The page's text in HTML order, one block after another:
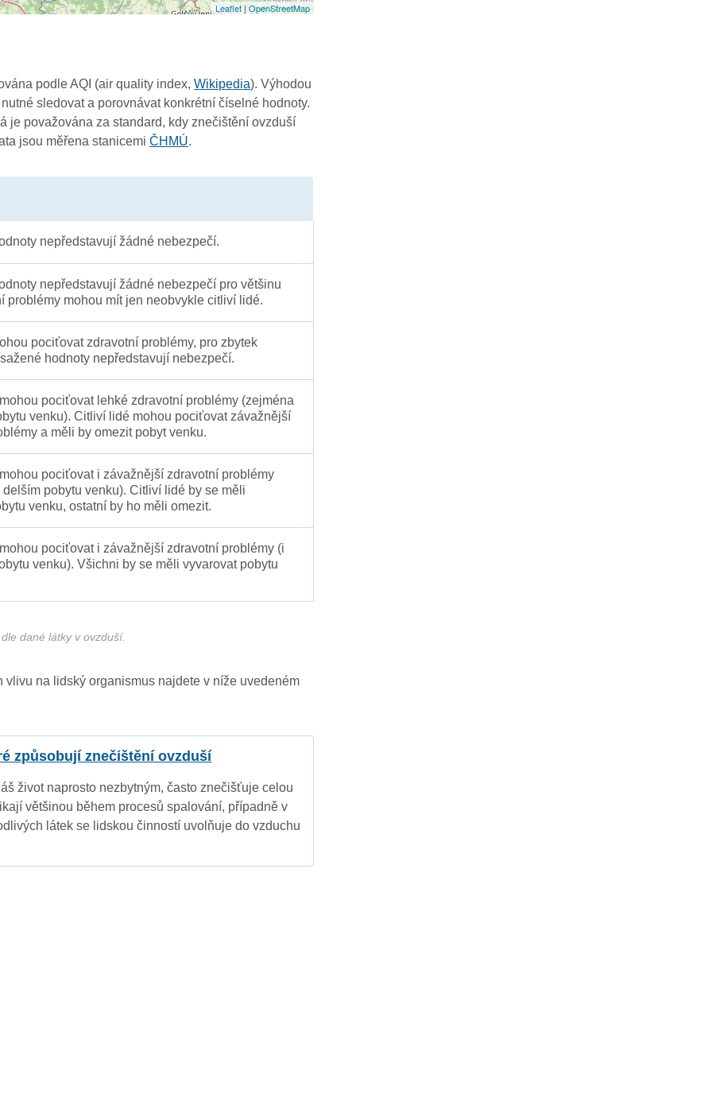
3
3
Leaflet| OpenStreetMap
podle AQI (air quality index,Wikipedia). Výhodou
sledovat a porovnávat konkrétní číselné hodnoty.
je považována za standard, kdy znečištění ovzduší
jsou měřena stanicemiČHMÚ.
nepředstavují žádné nebezpečí.
nepředstavují žádné nebezpečí pro většinu
problémy mohou mít jen neobvykle citliví lidé.
pociťovat zdravotní problémy, pro zbytek
hodnoty nepředstavují nebezpečí.
pociťovat lehké zdravotní problémy (zejména
venku). Citliví lidé mohou pociťovat závažnější
a měli by omezit pobyt venku.
pociťovat i závažnější zdravotní problémy
delším pobytu venku). Citliví lidé by se měli
venku, ostatní by ho měli omezit.
pociťovat i závažnější zdravotní problémy (i
venku). Všichni by se měli vyvarovat pobytu
dané látky v ovzduší.
vlivu na lidský organismus najdete v níže uvedeném
způsobují znečištění ovzduší
život naprosto nezbytným, často znečišťuje celou
většinou během procesů spalování, případně v
látek se lidskou činností uvolňuje do vzduchu